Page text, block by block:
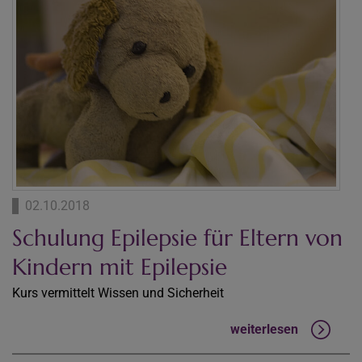
02.10.2018
Schulung Epilepsie für Eltern von
Kindern mit Epilepsie
Kurs vermittelt Wissen und Sicherheit
weiterlesen